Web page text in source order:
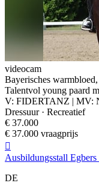
videocam
Bayerisches
Talentvol young paard
V: FIDERTANZ | MV:
Dressuur · Recreatief
€ 37.000
€ 37.000 vraagprijs

Ausbildungsstall
DE